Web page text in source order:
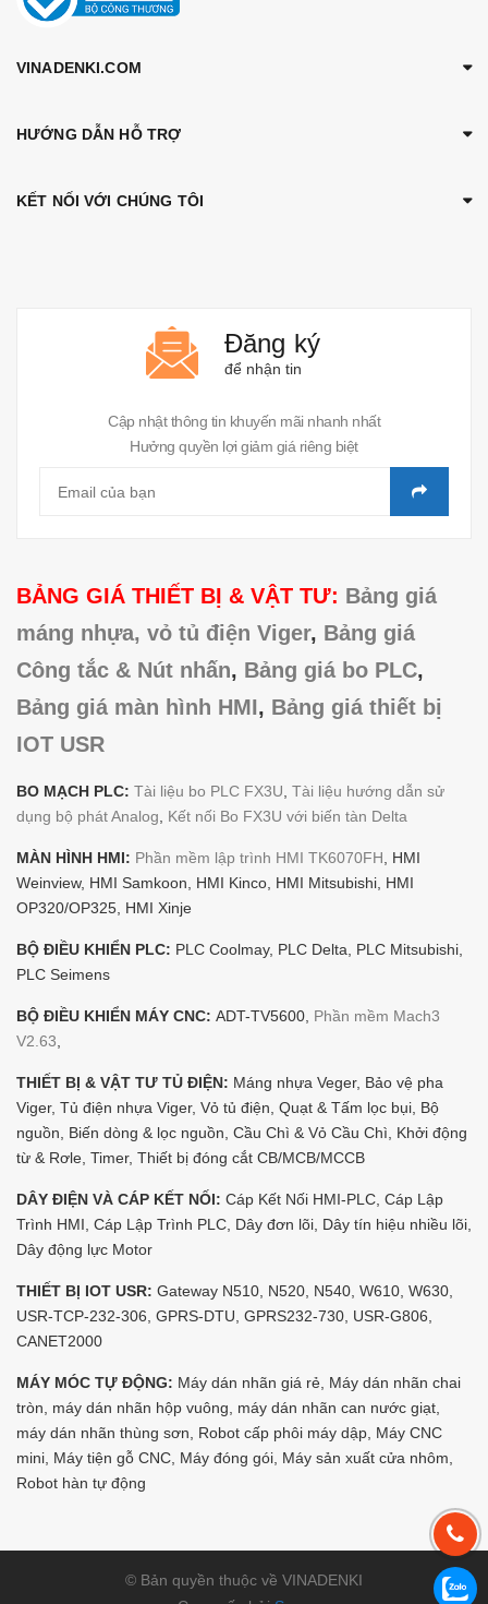
VINADENKI.COM
HƯỚNG DẪN HỖ TRỢ
KẾT NỐI VỚI CHÚNG TÔI
Đăng ký
để nhận tin
Cập nhật thông tin khuyến mãi nhanh nhất
Hưởng quyền lợi giảm giá riêng biệt
BẢNG GIÁ THIẾT BỊ & VẬT TƯ: Bảng giá
máng nhựa, vỏ tủ điện Viger, Bảng giá
Công tắc & Nút nhấn, Bảng giá bo PLC,
Bảng giá màn hình HMI, Bảng giá thiết bị
IOT USR
BO MẠCH PLC: Tài liệu bo PLC FX3U, Tài liệu hướng dẫn sử
dụng bộ phát Analog, Kết nối Bo FX3U với biến tàn Delta
MÀN HÌNH HMI: Phần mềm lập trình HMI TK6070FH, HMI
Weinview, HMI Samkoon, HMI Kinco, HMI Mitsubishi, HMI
OP320/OP325, HMI Xinje
BỘ ĐIỀU KHIỂN PLC: PLC Coolmay, PLC Delta, PLC Mitsubishi,
PLC Seimens
BỘ ĐIỀU KHIỂN MÁY CNC: ADT-TV5600, Phần mềm Mach3
V2.63,
THIẾT BỊ & VẬT TƯ TỦ ĐIỆN: Máng nhựa Veger, Bảo vệ pha
Viger, Tủ điện nhựa Viger, Vỏ tủ điện, Quạt & Tấm lọc bụi, Bộ
nguồn, Biến dòng & lọc nguồn, Cầu Chì & Vỏ Cầu Chì, Khởi động
từ & Rơle, Timer, Thiết bị đóng cắt CB/MCB/MCCB
DÂY ĐIỆN VÀ CÁP KẾT NỐI: Cáp Kết Nối HMI-PLC, Cáp Lập
Trình HMI, Cáp Lập Trình PLC, Dây đơn lõi, Dây tín hiệu nhiều lõi,
Dây động lực Motor
THIẾT BỊ IOT USR: Gateway N510, N520, N540, W610, W630,
USR-TCP-232-306, GPRS-DTU, GPRS232-730, USR-G806,
CANET2000
MÁY MÓC TỰ ĐỘNG: Máy dán nhãn giá rẻ, Máy dán nhãn chai
tròn, máy dán nhãn hộp vuông, máy dán nhãn can nước giạt,
máy dán nhãn thùng sơn, Robot cấp phôi máy dập, Máy CNC
mini, Máy tiện gỗ CNC, Máy đóng gói, Máy sản xuất cửa nhôm,
Robot hàn tự động
© Bản quyền thuộc về VINADENKI